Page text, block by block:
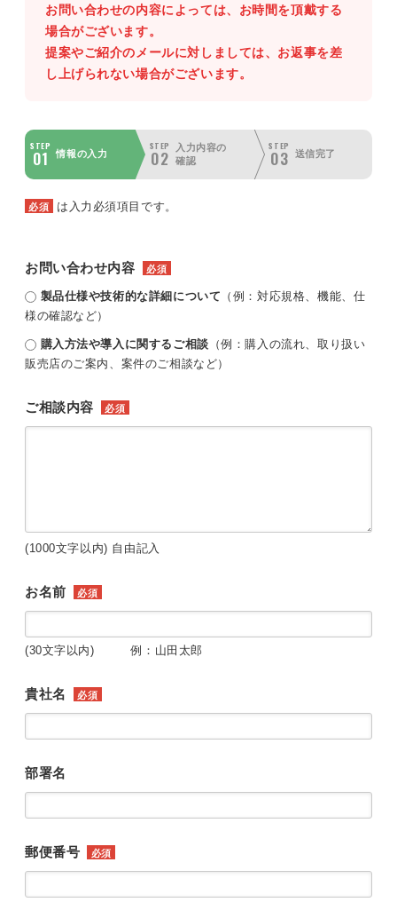
お問い合わせの内容によっては、お時間を頂戴する
場合がございます。
提案やご紹介のメールに対しましては、お返事を差
し上げられない場合がございます。
STEP
01 情報の入力
STEP
02
入力内容の
確認
STEP
03 送信完了
必須 は入力必須項目です。
お問い合わせ内容 必須
製品仕様や技術的な詳細について （例：対応規格、機能、仕
様の確認など）
購入方法や導入に関するご相談 （例：購入の流れ、取り扱い
販売店のご案内、案件のご相談など）
ご相談内容 必須
(1000文字以内) 自由記入
お名前 必須
(30文字以内) 例：山田太郎
貴社名 必須
部署名
郵便番号 必須